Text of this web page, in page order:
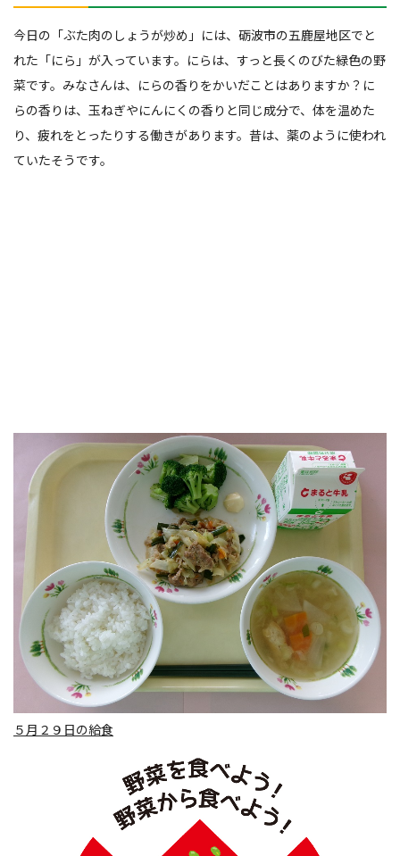
今日の「ぶた肉のしょうが炒め」には、砺波市の五鹿屋地区でと
れた「にら」が入っています。にらは、すっと長くのびた緑色の野
菜です。みなさんは、にらの香りをかいだことはありますか？に
らの香りは、玉ねぎやにんにくの香りと同じ成分で、体を温めた
り、疲れをとったりする働きがあります。昔は、薬のように使われ
ていたそうです。
５月２９日の給食